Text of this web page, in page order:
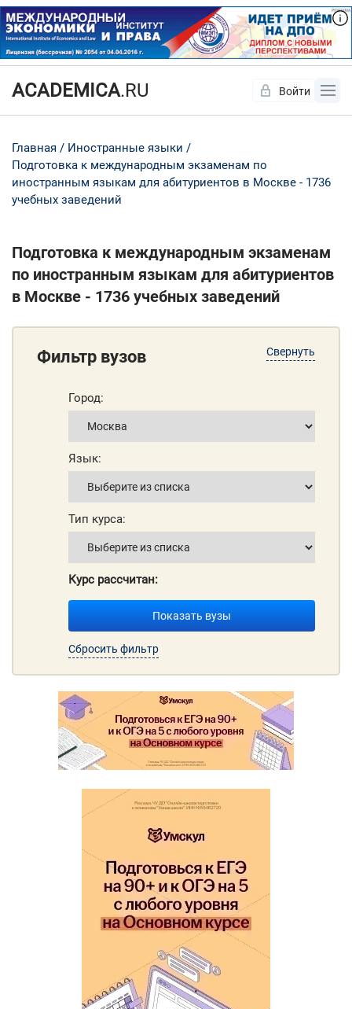
ACADEMICA.RU Войти
Главная
Иностранные языки
Подготовка к международным экзаменам по
иностранным языкам для абитуриентов в Москве - 1736
учебных заведений
Подготовка к международным экзаменам
по иностранным языкам для абитуриентов
в Москве - 1736 учебных заведений
Свернуть
Фильтр вузов
Город:
Язык:
Тип курса:
Курс рассчитан:
Показать вузы
Сбросить фильтр
Да Нет